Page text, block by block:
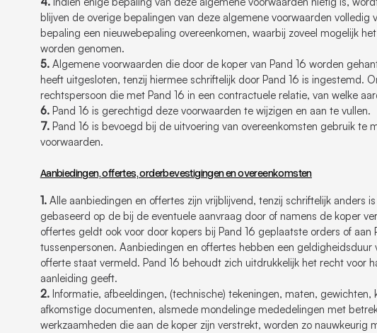
blijven de overige bepalingen van deze algemene voorwaarden
bepaling een nieuwebepaling overeenkomen, waarbij zoveel mogelijk
worden genomen.
5.Algemene voorwaarden die door de koper van Pand 16 worden
heeft uitgesloten, tenzij hiermee schriftelijk door Pand 16 is ingestemd.
rechtspersoon die met Pand 16 in een contractuele relatie, van welke
6.Pand 16 is gerechtigd deze voorwaarden te wijzigen en aan te vullen.
7.Pand 16 is bevoegd bij de uitvoering van overeenkomsten gebruik te
voorwaarden.
Aanbiedingen, offertes, orderbevestigingen en overeenkomsten
1.Alle aanbiedingen en offertes zijn vrijblijvend, tenzij schriftelijk anders
gebaseerd op de bij de eventuele aanvraag door of namens de koper
offertes geldt ook voor door kopers bij Pand 16 geplaatste orders of
tussenpersonen. Aanbiedingen en offertes hebben een
offerte staat vermeld. Pand 16 behoudt zich uitdrukkelijk het recht voor
aanleiding geeft.
2.Informatie, afbeeldingen, (technische) tekeningen, maten, gewichten,
afkomstige documenten, alsmede mondelinge mededelingen met
werkzaamheden die aan de koper zijn verstrekt, worden zo nauwkeurig